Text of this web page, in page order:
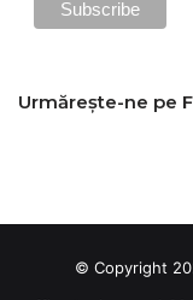
Urmărește-ne pe
© Copyright